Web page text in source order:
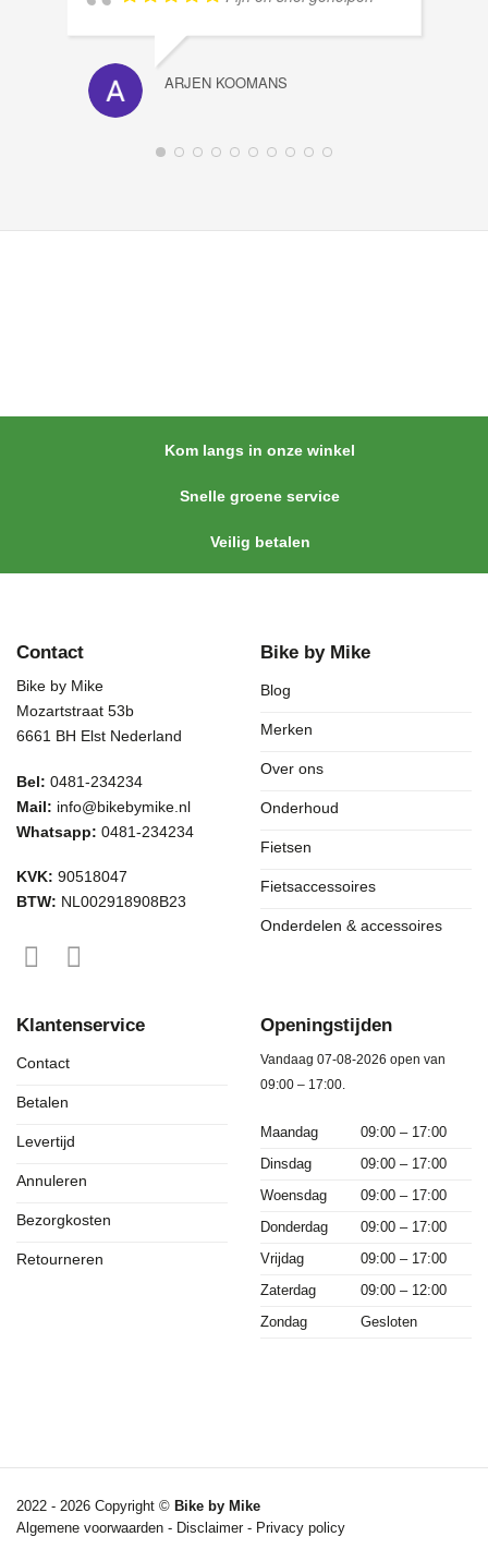
ARJEN KOOMANS
Kom langs in onze winkel
Snelle groene service
Veilig betalen
Contact
Bike by Mike
Mozartstraat 53b
6661 BH Elst Nederland
Bel: 0481-234234
Mail: info@bikebymike.nl
Whatsapp: 0481-234234
KVK: 90518047
BTW: NL002918908B23
Bike by Mike
Blog
Merken
Over ons
Onderhoud
Fietsen
Fietsaccessoires
Onderdelen & accessoires
Klantenservice
Contact
Betalen
Levertijd
Annuleren
Bezorgkosten
Retourneren
Openingstijden
Vandaag 07-08-2026 open van
09:00 – 17:00.
Maandag
09:00 – 17:00
Dinsdag
09:00 – 17:00
Woensdag
09:00 – 17:00
Donderdag
09:00 – 17:00
Vrijdag
09:00 – 17:00
Zaterdag
09:00 – 12:00
Zondag
Gesloten
2022 - 2026 Copyright © Bike by Mike
Algemene voorwaarden - Disclaimer - Privacy policy